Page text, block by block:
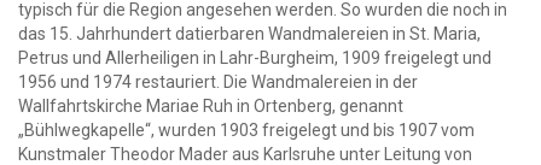
typisch für die Region angesehen werden. So wurden die noch in
das 15. Jahrhundert datierbaren Wandmalereien in St. Maria,
Petrus und Allerheiligen in Lahr-Burgheim, 1909 freigelegt und
1956 und 1974 restauriert. Die Wandmalereien in der
Wallfahrtskirche Mariae Ruh in Ortenberg, genannt
„Bühlwegkapelle“, wurden 1903 freigelegt und bis 1907 vom
Kunstmaler Theodor Mader aus Karlsruhe unter Leitung von